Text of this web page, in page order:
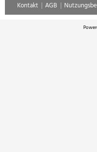
Kontakt AGB